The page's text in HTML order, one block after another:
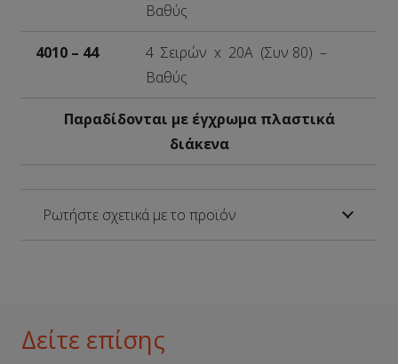
Βαθύς
4010 – 44
4 Σειρών x 20A (Συν 80) –
Βαθύς
Παραδίδονται με έγχρωμα πλαστικά
διάκενα
Ρωτήστε σχετικά με το προϊόν
Δείτε επίσης